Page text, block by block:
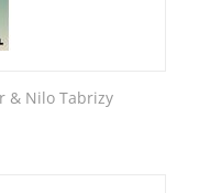
& Nilo Tabrizy